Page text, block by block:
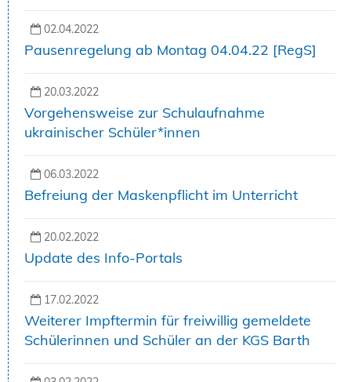
02.04.2022
Pausenregelung ab Montag 04.04.22 [RegS]
20.03.2022
Vorgehensweise zur Schulaufnahme
ukrainischer Schüler*innen
06.03.2022
Befreiung der Maskenpflicht im Unterricht
20.02.2022
Update des Info-Portals
17.02.2022
Weiterer Impftermin für freiwillig gemeldete
Schülerinnen und Schüler an der KGS Barth